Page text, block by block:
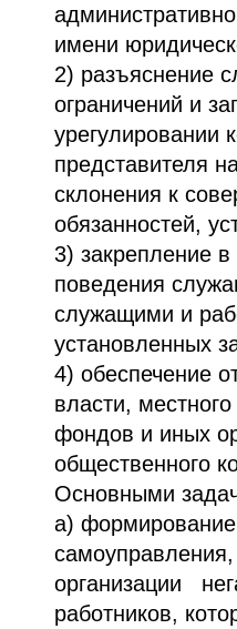
имени
2) разъяснение
ограничений и
урегулировании
представителя
склонения к
обязанностей,
3) закрепление
поведения
служащими и
установленных
4) обеспечение
власти,
фондов и иных
общественного
Основными
а) формирование
организации
работников,